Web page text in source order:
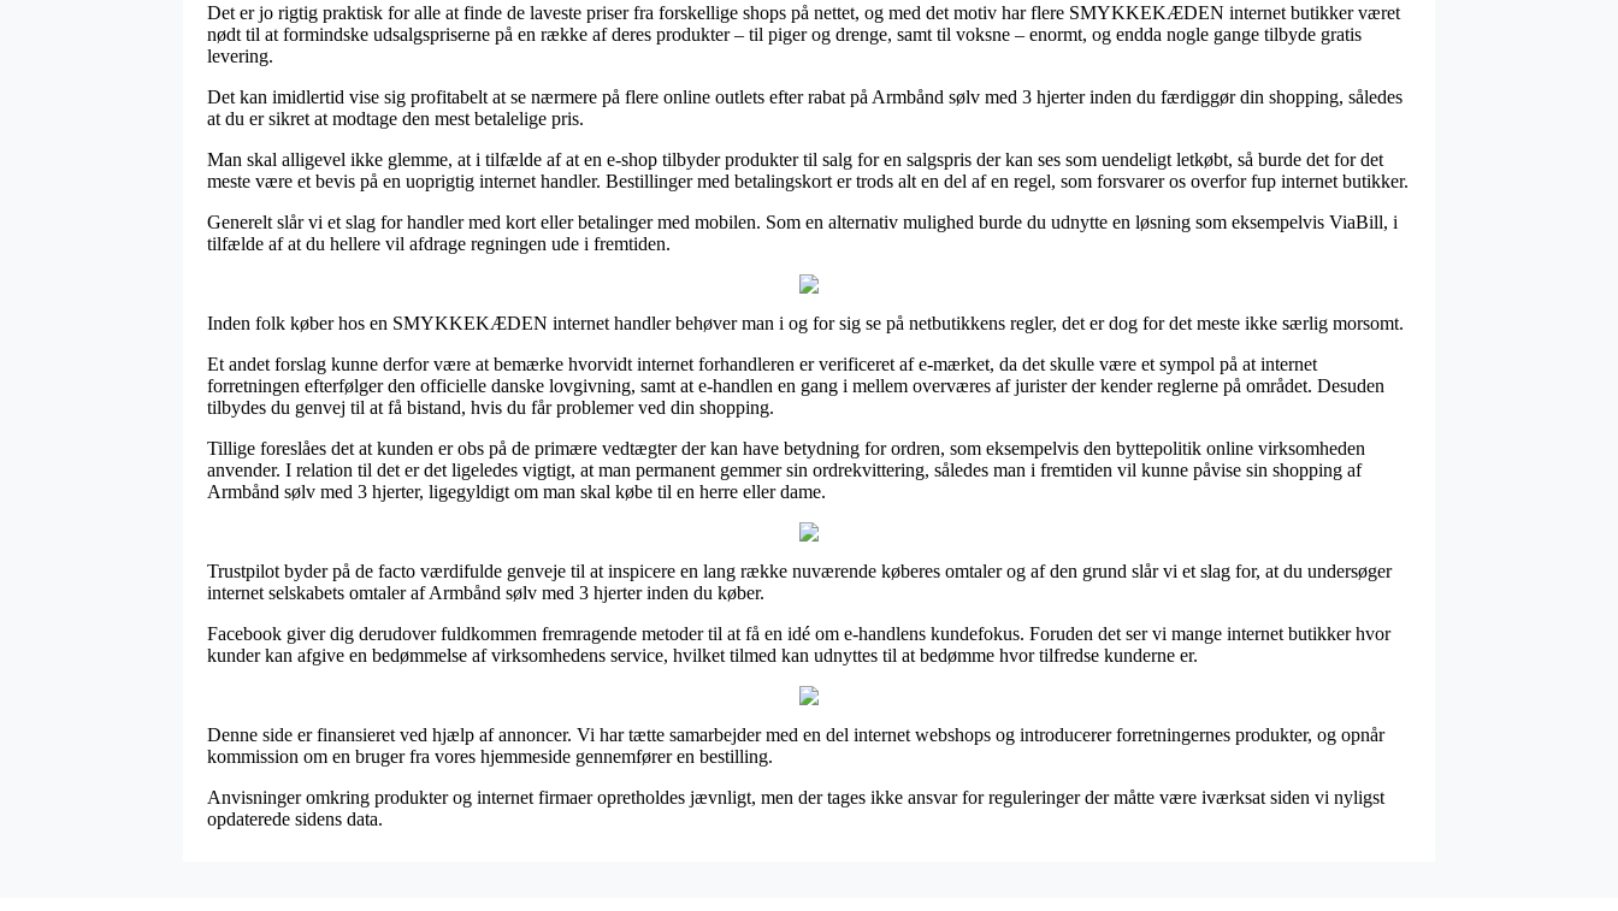
Det er jo rigtig praktisk for alle at finde de laveste priser fra forskellige shops på nettet, og med det motiv har flere SMYKKEKÆDEN internet butikker været
nødt til at formindske udsalgspriserne på en række af deres produkter – til piger og drenge, samt til voksne – enormt, og endda nogle gange tilbyde gratis
levering.
Det kan imidlertid vise sig profitabelt at se nærmere på flere online outlets efter rabat på Armbånd sølv med 3 hjerter inden du færdiggør din shopping, således
at du er sikret at modtage den mest betalelige pris.
Man skal alligevel ikke glemme, at i tilfælde af at en e-shop tilbyder produkter til salg for en salgspris der kan ses som uendeligt letkøbt, så burde det for det
meste være et bevis på en uoprigtig internet handler. Bestillinger med betalingskort er trods alt en del af en regel, som forsvarer os overfor fup internet butikker.
Generelt slår vi et slag for handler med kort eller betalinger med mobilen. Som en alternativ mulighed burde du udnytte en løsning som eksempelvis ViaBill, i
tilfælde af at du hellere vil afdrage regningen ude i fremtiden.
Inden folk køber hos en SMYKKEKÆDEN internet handler behøver man i og for sig se på netbutikkens regler, det er dog for det meste ikke særlig morsomt.
Et andet forslag kunne derfor være at bemærke hvorvidt internet forhandleren er verificeret af e-mærket, da det skulle være et sympol på at internet
forretningen efterfølger den officielle danske lovgivning, samt at e-handlen en gang i mellem overværes af jurister der kender reglerne på området. Desuden
tilbydes du genvej til at få bistand, hvis du får problemer ved din shopping.
Tillige foreslåes det at kunden er obs på de primære vedtægter der kan have betydning for ordren, som eksempelvis den byttepolitik online virksomheden
anvender. I relation til det er det ligeledes vigtigt, at man permanent gemmer sin ordrekvittering, således man i fremtiden vil kunne påvise sin shopping af
Armbånd sølv med 3 hjerter, ligegyldigt om man skal købe til en herre eller dame.
Trustpilot byder på de facto værdifulde genveje til at inspicere en lang række nuværende køberes omtaler og af den grund slår vi et slag for, at du undersøger
internet selskabets omtaler af Armbånd sølv med 3 hjerter inden du køber.
Facebook giver dig derudover fuldkommen fremragende metoder til at få en idé om e-handlens kundefokus. Foruden det ser vi mange internet butikker hvor
kunder kan afgive en bedømmelse af virksomhedens service, hvilket tilmed kan udnyttes til at bedømme hvor tilfredse kunderne er.
Denne side er finansieret ved hjælp af annoncer. Vi har tætte samarbejder med en del internet webshops og introducerer forretningernes produkter, og opnår
kommission om en bruger fra vores hjemmeside gennemfører en bestilling.
Anvisninger omkring produkter og internet firmaer opretholdes jævnligt, men der tages ikke ansvar for reguleringer der måtte være iværksat siden vi nyligst
opdaterede sidens data.